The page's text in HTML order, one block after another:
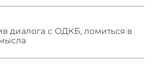
диалога с ОДКБ, ломиться в